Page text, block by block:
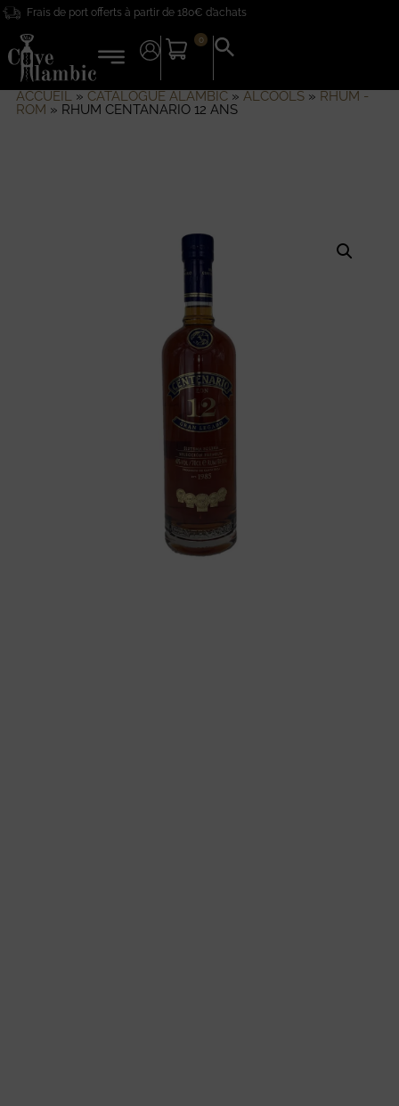
Frais de port offerts à partir de 180€ d’achats
0
Search
for:
ACCUEIL» CATALOGUE ALAMBIC» ALCOOLS» RHUM -
ROM » RHUM CENTANARIO 12 ANS